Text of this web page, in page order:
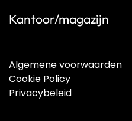
Kantoor/magazijn
Algemene voorwaarden
Cookie Policy
Privacybeleid